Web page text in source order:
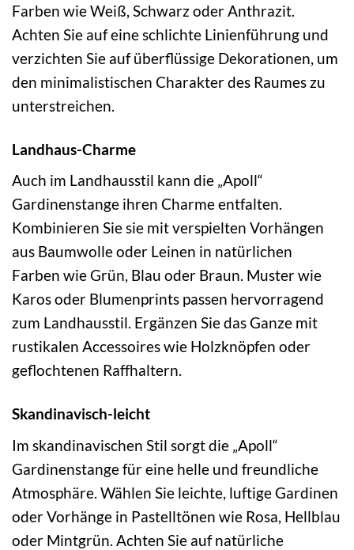
Farben wie Weiß, Schwarz oder Anthrazit.
Achten Sie auf eine schlichte Linienführung und
verzichten Sie auf überflüssige Dekorationen, um
den minimalistischen Charakter des Raumes zu
unterstreichen.
Landhaus-Charme
Auch im Landhausstil kann die „Apoll“
Gardinenstange ihren Charme entfalten.
Kombinieren Sie sie mit verspielten Vorhängen
aus Baumwolle oder Leinen in natürlichen
Farben wie Grün, Blau oder Braun. Muster wie
Karos oder Blumenprints passen hervorragend
zum Landhausstil. Ergänzen Sie das Ganze mit
rustikalen Accessoires wie Holzknöpfen oder
geflochtenen Raffhaltern.
Skandinavisch-leicht
Im skandinavischen Stil sorgt die „Apoll“
Gardinenstange für eine helle und freundliche
Atmosphäre. Wählen Sie leichte, luftige Gardinen
oder Vorhänge in Pastelltönen wie Rosa, Hellblau
oder Mintgrün. Achten Sie auf natürliche